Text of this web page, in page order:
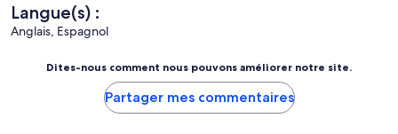
Langue(s) :
Anglais, Espagnol
Dites-nous comment nous pouvons améliorer notre site.
Partager mes commentaires